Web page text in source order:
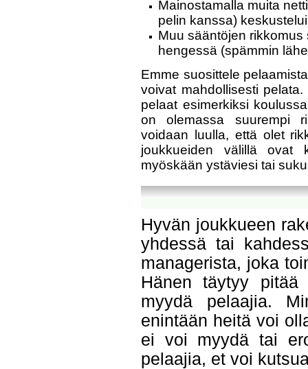
Mainostamalla muita
pelin kanssa)
Muu sääntöjen
hengessä (spämmin
Emme suosittele
voivat mahdollisesti
pelaat esimerkiksi
on olemassa suurempi
voidaan luulla, että olet
joukkueiden välillä ovat
myöskään ystäviesi tai
Hyvän joukkueen
yhdessä tai
managerista, joka
Hänen täytyy
myydä pelaajia.
enintään heitä voi
ei voi myydä tai
pelaajia, et voi